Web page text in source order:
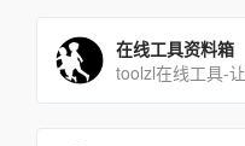
在线工具资料箱
toolzl在线工具-